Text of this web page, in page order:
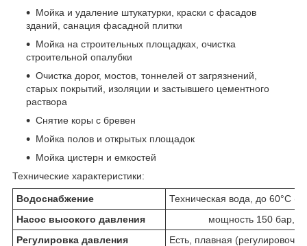
Мойка и удаление штукатурки, краски с фасадов
зданий, санация фасадной плитки
Мойка на строительных площадках, очистка
строительной опалубки
Очистка дорог, мостов, тоннелей от загрязнений,
старых покрытий, изоляции и застывшего цементного
раствора
Снятие коры с бревен
Мойка полов и открытых площадок
Мойка цистерн и емкостей
Технические характеристики:
Водоснабжение
Техническая вода, до 60°С
Насос высокого давления
мощность 150 бар,
Регулировка давления
Есть, плавная